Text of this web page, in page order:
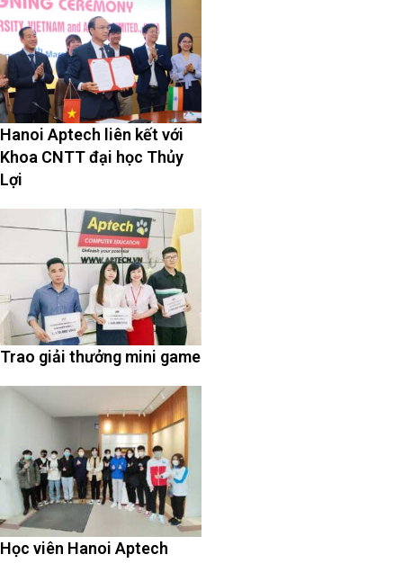
Hanoi Aptech liên kết với
Khoa CNTT đại học Thủy
Lợi
Trao giải thưởng mini game
Học viên Hanoi Aptech